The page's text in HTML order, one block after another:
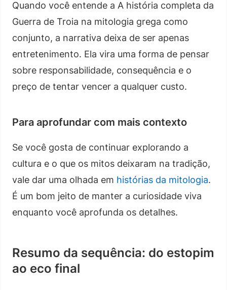
Quando você entende a A história completa da
Guerra de Troia na mitologia grega como
conjunto, a narrativa deixa de ser apenas
entretenimento. Ela vira uma forma de pensar
sobre responsabilidade, consequência e o
preço de tentar vencer a qualquer custo.
Para aprofundar com mais contexto
Se você gosta de continuar explorando a
cultura e o que os mitos deixaram na tradição,
vale dar uma olhada em histórias da mitologia.
É um bom jeito de manter a curiosidade viva
enquanto você aprofunda os detalhes.
Resumo da sequência: do estopim
ao eco final